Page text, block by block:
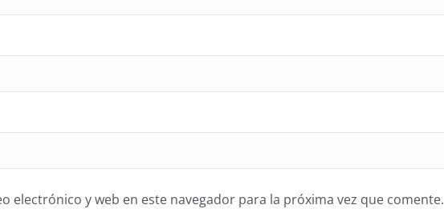
electrónico y web en este navegador para la próxima vez que comente.